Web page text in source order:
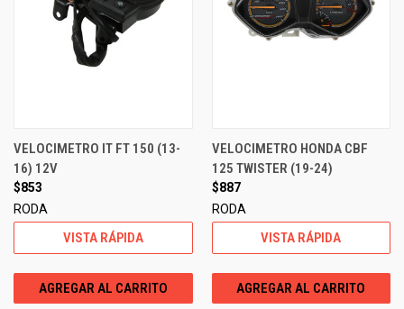
VELOCIMETRO IT FT 150 (13-
16) 12V
$853
RODA
VISTA RÁPIDA
AGREGAR AL CARRITO
VELOCIMETRO HONDA CBF
125 TWISTER (19-24)
$887
RODA
VISTA RÁPIDA
AGREGAR AL CARRITO